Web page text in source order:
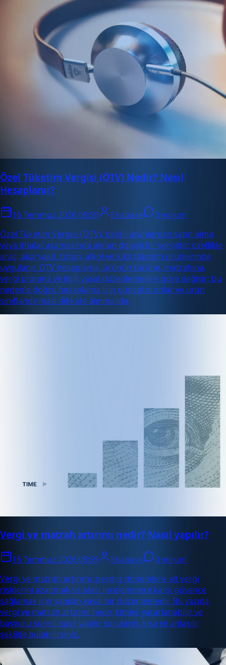
Özel Tüketim Vergisi (ÖTV) Nedir? Nasıl
Hesaplanır?
16 Temmuz 2026 08:59 Enabase
0 yorum
Özel Tüketim Vergisi (ÖTV), belirli ürünlerden satın alma
veya ithalat aşamasında alınan dolaylı bir vergidir; özellikle
araç, akaryakıt, tütün, alkol ve lüks tüketim ürünlerinde
uygulanır. ÖTV hesaplama, ürünün türüne, matrahına,
vergi oranına ve ilgili yasal düzenlemelere göre değişir; bu
nedenle doğru hesaplama için güncel oranlar ve ürün
sınıflandırması dikkate alınmalıdır.
Vergi ve matrah artırımı nedir? Nasıl yapılır?
16 Temmuz 2026 08:59 Enabase
0 yorum
Vergi ve matrah artırımı, geçmiş dönemlere ait vergi
risklerini azaltmak ve olası incelemelere karşı güvence
sağlamak için yapılan yasal bir düzenlemedir. Bu yazıda
vergi ve matrah artırımı nedir, kimler yararlanabilir ve
başvuru süreci nasıl yapılır sorularını kısa ve anlaşılır
şekilde bulabilirsiniz.